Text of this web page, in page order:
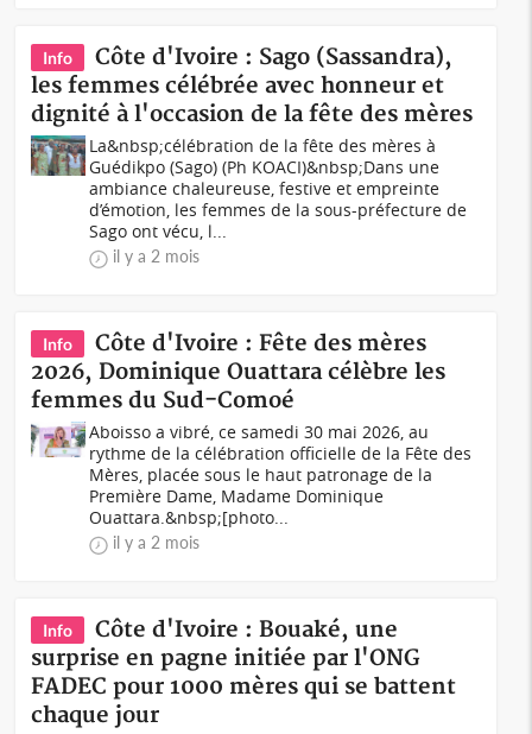
Info
Côte d'Ivoire : Sago (Sassandra),
les femmes célébrée avec honneur et
dignité à l'occasion de la fête des mères
La&nbsp;célébration de la fête des mères à
Guédikpo (Sago) (Ph KOACI)&nbsp;Dans une
ambiance chaleureuse, festive et empreinte
d’émotion, les femmes de la sous-préfecture de
Sago ont vécu, l...
il y a 2 mois
Info
Côte d'Ivoire : Fête des mères
2026, Dominique Ouattara célèbre les
femmes du Sud-Comoé
Aboisso a vibré, ce samedi 30 mai 2026, au
rythme de la célébration officielle de la Fête des
Mères, placée sous le haut patronage de la
Première Dame, Madame Dominique
Ouattara.&nbsp;[photo...
il y a 2 mois
Info
Côte d'Ivoire : Bouaké, une
surprise en pagne initiée par l'ONG
FADEC pour 1000 mères qui se battent
chaque jour